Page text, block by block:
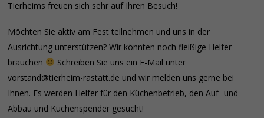
Tierheims freuen sich sehr auf Ihren Besuch!
Möchten Sie aktiv am Fest teilnehmen und uns in der
Ausrichtung unterstützen? Wir könnten noch fleißige Helfer
brauchen
Schreiben Sie uns ein E-Mail unter
vorstand@tierheim-rastatt.de und wir melden uns gerne bei
Ihnen. Es werden Helfer für den Küchenbetrieb, den Auf- und
Abbau und Kuchenspender gesucht!